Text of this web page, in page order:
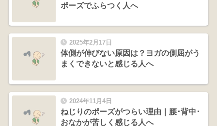
ポーズでふらつく人へ
2025年2月17日
体側が伸びない原因は？ヨガの側屈がう
まくできないと感じる人へ
2024年11月4日
ねじりのポーズがつらい理由｜腰･背中･
おなかが苦しく感じる人へ